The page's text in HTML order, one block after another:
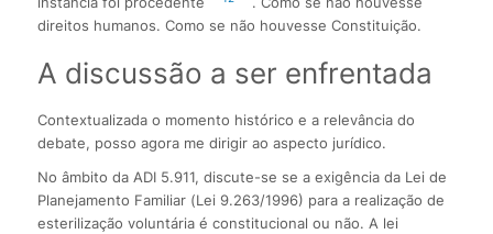
direitos humanos. Como se não houvesse Constituição.
A discussão a ser enfrentada
Contextualizada o momento histórico e a relevância do
debate, posso agora me dirigir ao aspecto jurídico.
No âmbito da ADI 5.911, discute-se se a exigência da Lei de
Planejamento Familiar (Lei 9.263/1996) para a realização de
esterilização voluntária é constitucional ou não. A lei